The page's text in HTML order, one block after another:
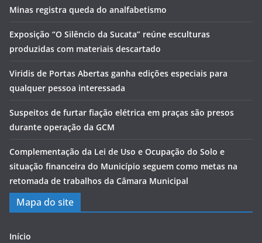
Minas registra queda do analfabetismo
Exposição “O Silêncio da Sucata” reúne esculturas
produzidas com materiais descartado
Viridis de Portas Abertas ganha edições especiais para
qualquer pessoa interessada
Suspeitos de furtar fiação elétrica em praças são presos
durante operação da GCM
Complementação da Lei de Uso e Ocupação do Solo e
situação financeira do Município seguem como metas na
retomada de trabalhos da Câmara Municipal
Mapa do site
Início